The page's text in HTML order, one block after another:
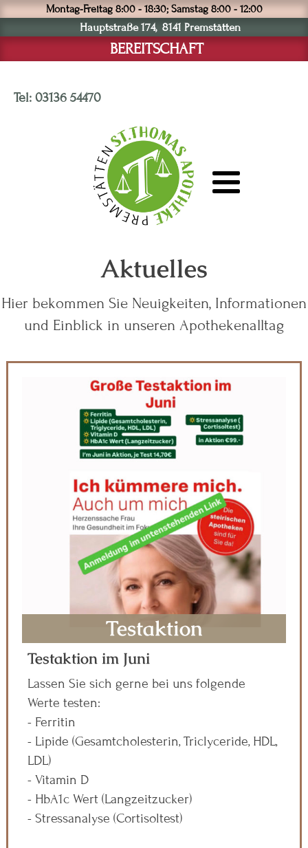
Montag-Freitag 8:00 - 18:30; Samstag 8:00 - 12:00
Hauptstraße 174, 8141 Premstätten
BEREITSCHAFT
Tel: 03136 54470
Aktuelles
Hier bekommen Sie Neuigkeiten, Informationen
und Einblick in unseren Apothekenalltag
Testaktion
Testaktion im Juni
Lassen Sie sich gerne bei uns folgende
Werte testen:
- Ferritin
- Lipide (Gesamtcholesterin, Triclyceride, HDL,
LDL)
- Vitamin D
- HbA1c Wert (Langzeitzucker)
- Stressanalyse (Cortisoltest)